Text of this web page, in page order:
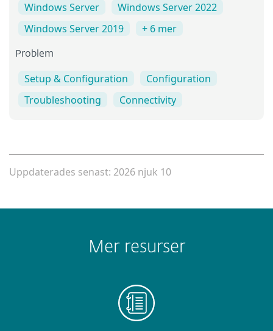
Windows Server
Windows Server 2022
Windows Server 2019
+ 6 mer
Problem
Setup & Configuration
Configuration
Troubleshooting
Connectivity
Uppdaterades senast: 2026 njuk 10
Mer resurser